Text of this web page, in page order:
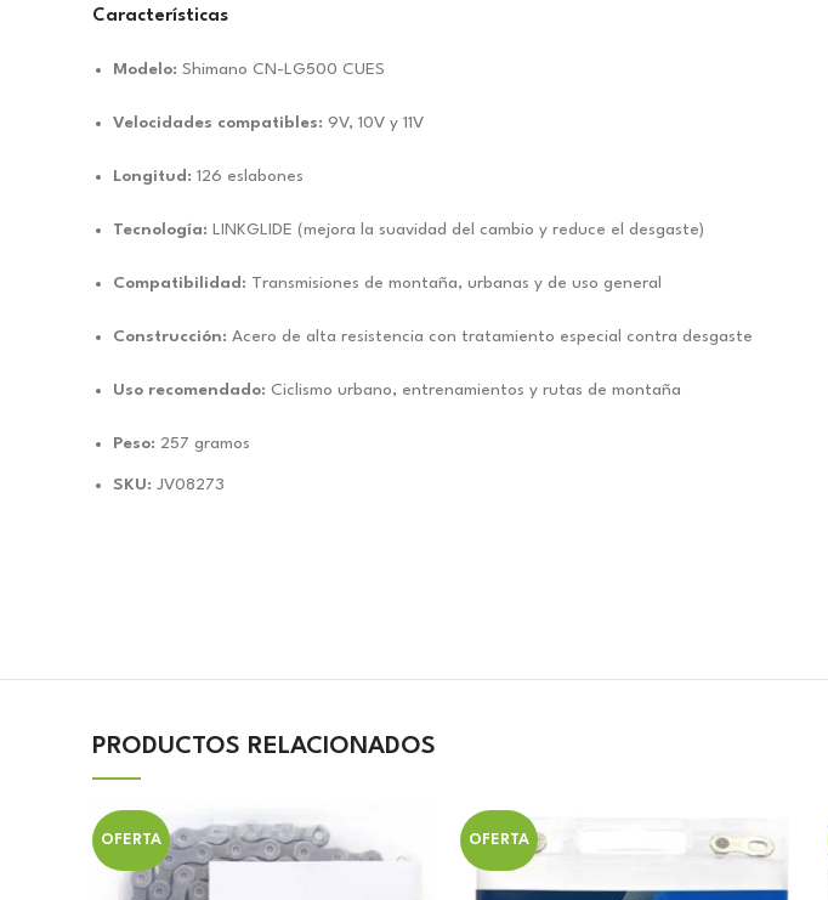
Características
Modelo: Shimano CN-LG500 CUES
Velocidades compatibles: 9V, 10V y 11V
Longitud: 126 eslabones
Tecnología: LINKGLIDE (mejora la suavidad del cambio y reduce el desgaste)
Compatibilidad: Transmisiones de montaña, urbanas y de uso general
Construcción: Acero de alta resistencia con tratamiento especial contra desgaste
Uso recomendado: Ciclismo urbano, entrenamientos y rutas de montaña
Peso: 257 gramos
SKU: JV08273
PRODUCTOS RELACIONADOS
OFERTA OFERTA